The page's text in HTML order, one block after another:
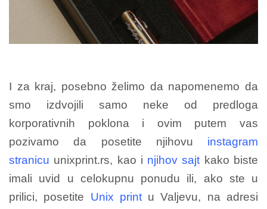
I za kraj, posebno želimo da napomenemo da
smo izdvojili samo neke od predloga
korporativnih poklona i ovim putem vas
pozivamo da posetite njihovu instagram
stranicu unixprint.rs, kao i njihov sajt kako biste
imali uvid u celokupnu ponudu ili, ako ste u
prilici, posetite Unix printu Valjevu, na adresi